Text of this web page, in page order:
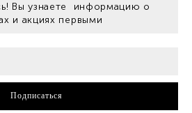
Вы узнаете информацию о
и акциях первыми
Подписаться